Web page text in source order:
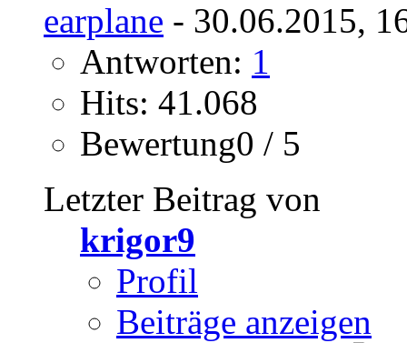
earplane - 30.06.2015,
Antworten: 1
Hits: 41.068
Bewertung0 / 5
Letzter Beitrag von
krigor9
Profil
Beiträge anzeigen